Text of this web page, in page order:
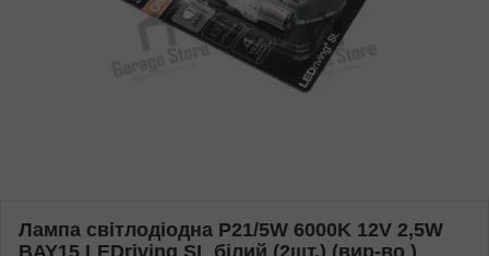
Лампа світлодіодна P21/5W 6000K 12V 2,5W
BAY15 LEDriving SL білий (2шт.) (вир-во )